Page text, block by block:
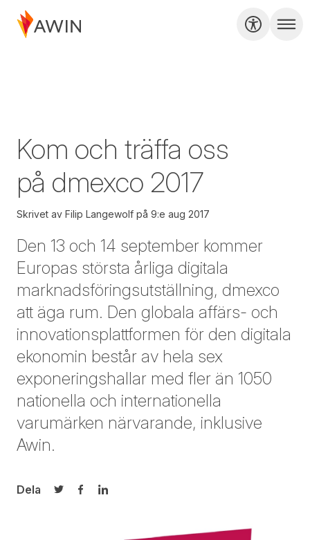
Kom och träffa oss
på dmexco 2017
Skrivet av Filip Langewolf på 9:e aug 2017
Den 13 och 14 september kommer
Europas största årliga digitala
marknadsföringsutställning, dmexco
att äga rum. Den globala affärs- och
innovationsplattformen för den digitala
ekonomin består av hela sex
exponeringshallar med fler än 1050
nationella och internationella
varumärken närvarande, inklusive
Awin.
Dela
Dela på Twitter
Dela på Facebook
Dela på LinkedIn